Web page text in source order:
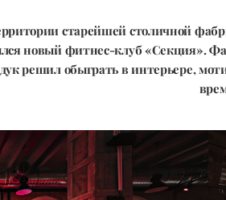
старейшей столичной
новый фитнес-клуб «Секция».
решил обыграть в интерьере,